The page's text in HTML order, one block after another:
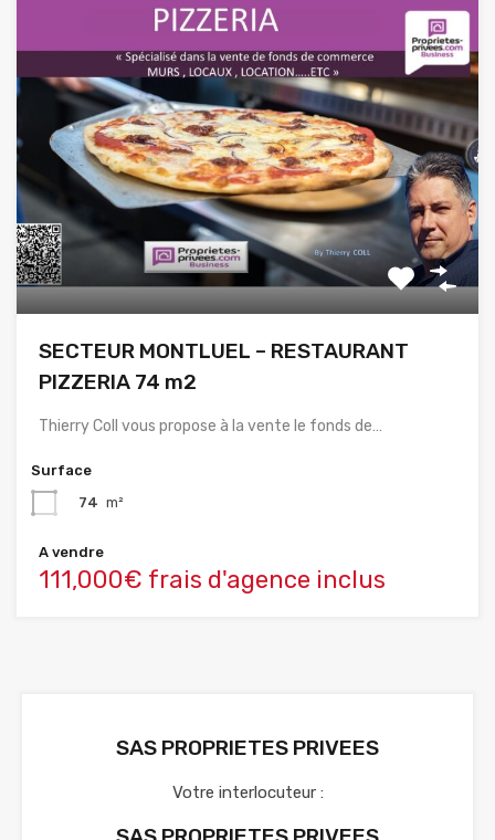
SECTEUR MONTLUEL – RESTAURANT
PIZZERIA 74 m2
Thierry Coll vous propose à la vente le fonds de…
Surface
74 m²
A vendre
111,000€ frais d'agence inclus
SAS PROPRIETES PRIVEES
Votre interlocuteur :